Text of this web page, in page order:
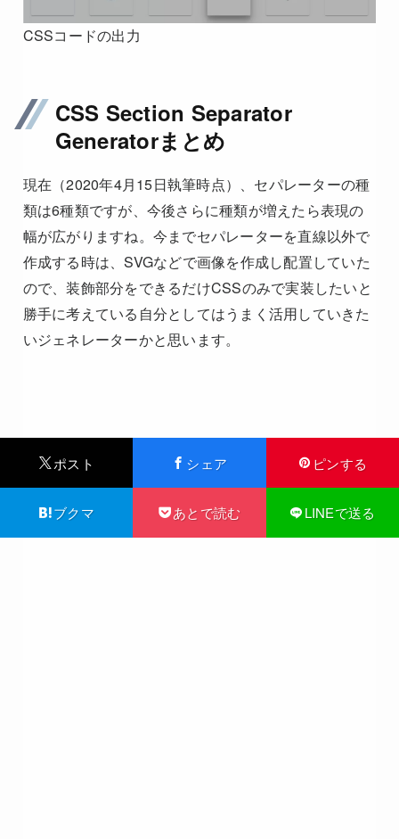
CSSコードの出力
CSS Section Separator
Generatorまとめ
現在（2020年4月15日執筆時点）、セパレーターの種
類は6種類ですが、今後さらに種類が増えたら表現の
幅が広がりますね。今までセパレーターを直線以外で
作成する時は、SVGなどで画像を作成し配置していた
ので、装飾部分をできるだけCSSのみで実装したいと
勝手に考えている自分としてはうまく活用していきた
いジェネレーターかと思います。
ポスト シェア ピンする
ブクマ あとで読む LINEで送る